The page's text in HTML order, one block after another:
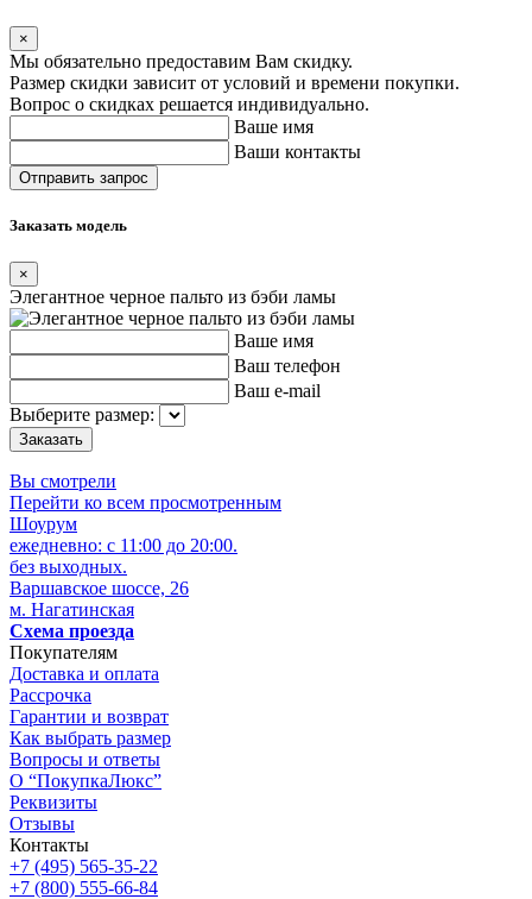
×
Мы обязательно предоставим Вам скидку.
Размер скидки зависит от условий и времени покупки.
Вопрос о скидках решается индивидуально.
Ваше имя
Ваши контакты
Заказать модель
×
Элегантное черное пальто из бэби ламы
Ваше имя
Ваш телефон
Ваш e-mail
Выберите размер:
Вы смотрели
Перейти ко всем просмотренным
Шоурум
ежедневно: с 11:00 до 20:00.
без выходных.
Варшавское шоссе, 26
м. Нагатинская
Схема проезда
Покупателям
Доставка и оплата
Рассрочка
Гарантии и возврат
Как выбрать размер
Вопросы и ответы
О “ПокупкаЛюкс”
Реквизиты
Отзывы
Контакты
+7 (495) 565-35-22
+7 (800) 555-66-84